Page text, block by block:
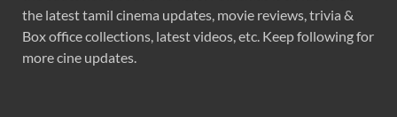
the latest tamil cinema updates, movie reviews, trivia &
Box office collections, latest videos, etc. Keep following for
more cine updates.